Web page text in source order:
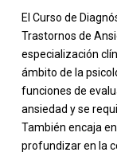
El Curso de
Trastornos de
especialización
ámbito de la
funciones de
ansiedad y se
También encaja
profundizar en la